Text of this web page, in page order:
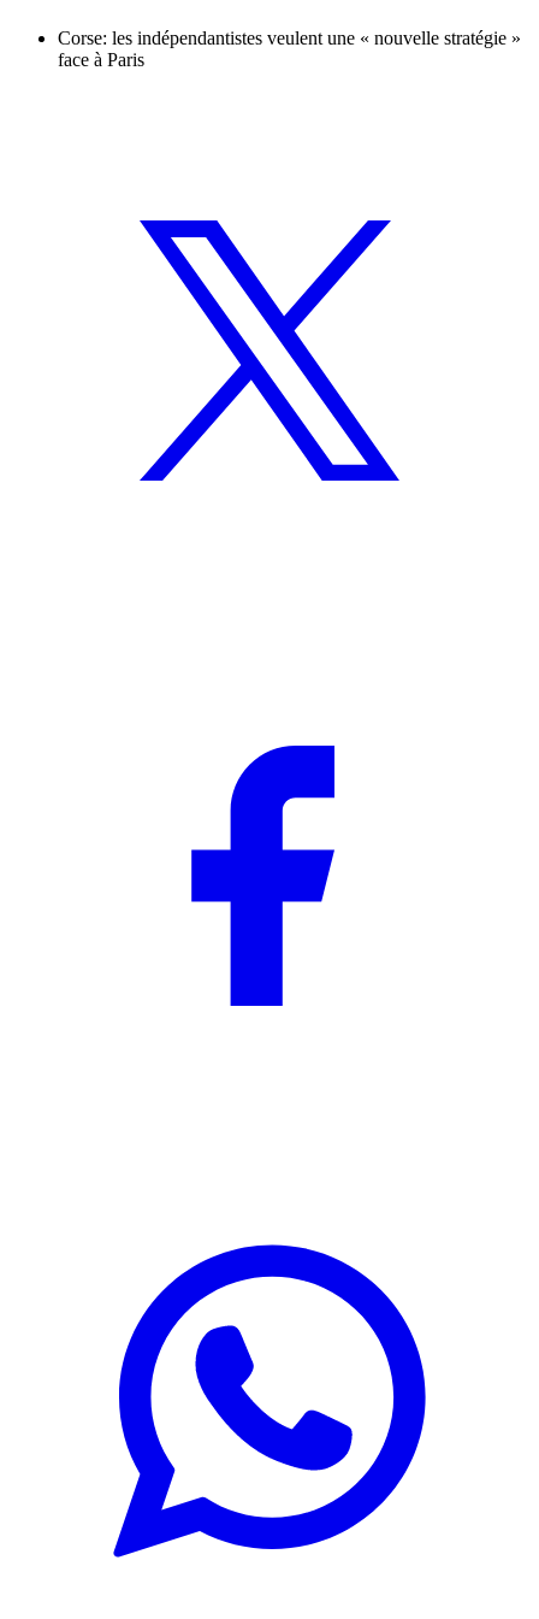
Corse: les indépendantistes veulent une « nouvelle stratégie »
face à Paris